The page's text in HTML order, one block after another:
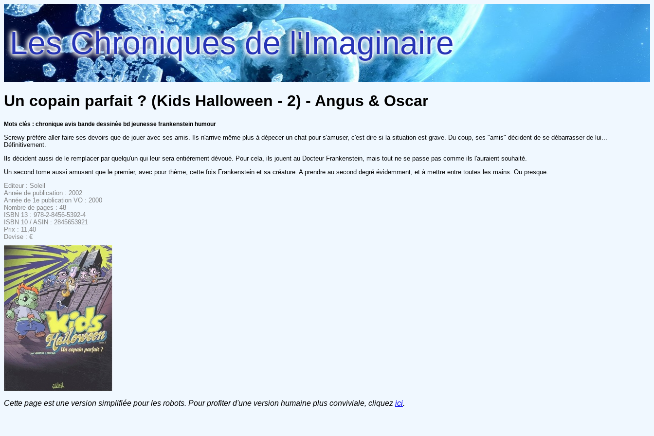
Les Chroniques de l'Imaginaire
Un copain parfait ? (Kids Halloween - 2) - Angus & Oscar
Mots clés : chronique avis bande dessinée bd jeunesse frankenstein humour
Screwy préfère aller faire ses devoirs que de jouer avec ses amis. Ils n'arrive même plus à dépecer un chat pour s'amuser, c'est dire si la situation est grave. Du coup, ses "amis" décident de se débarrasser de lui...
Définitivement.
Ils décident aussi de le remplacer par quelqu'un qui leur sera entièrement dévoué. Pour cela, ils jouent au Docteur Frankenstein, mais tout ne se passe pas comme ils l'auraient souhaité.
Un second tome aussi amusant que le premier, avec pour thème, cette fois Frankenstein et sa créature. A prendre au second degré évidemment, et à mettre entre toutes les mains. Ou presque.
Editeur : Soleil
Année de publication : 2002
Année de 1e publication VO : 2000
Nombre de pages : 48
ISBN 13 : 978-2-8456-5392-4
ISBN 10 / ASIN : 2845653921
Prix : 11,40
Devise : €
Cette page est une version simplifiée pour les robots. Pour profiter d'une version humaine plus conviviale, cliquez ici.